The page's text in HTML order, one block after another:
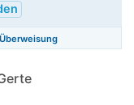
Überweisung